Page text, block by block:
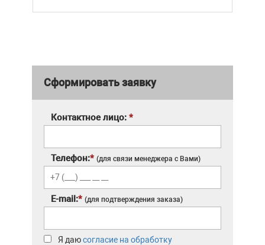
Сформировать заявку
Контактное лицо: *
Телефон:* (для связи менеджера с Вами)
E-mail:* (для подтверждения заказа)
Я даюсогласие на обработку